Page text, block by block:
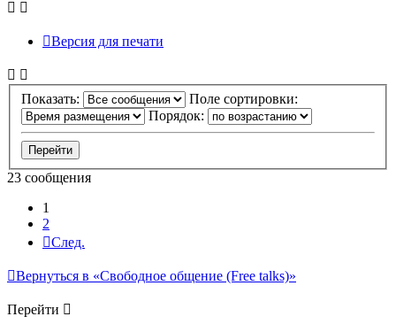
Версия для печати
Показать:
Поле сортировки:
Порядок:
23 сообщения
1
2
След.
Вернуться в «Свободное общение (Free talks)»
Перейти